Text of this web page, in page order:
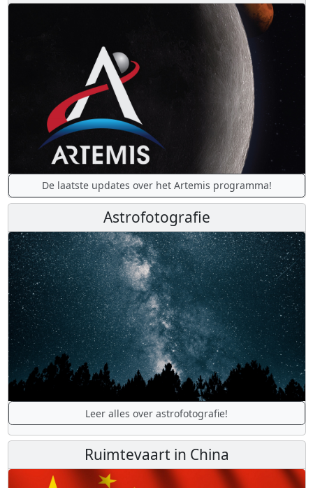
De laatste updates over het Artemis programma!
Astrofotografie
Leer alles over astrofotografie!
Ruimtevaart in China